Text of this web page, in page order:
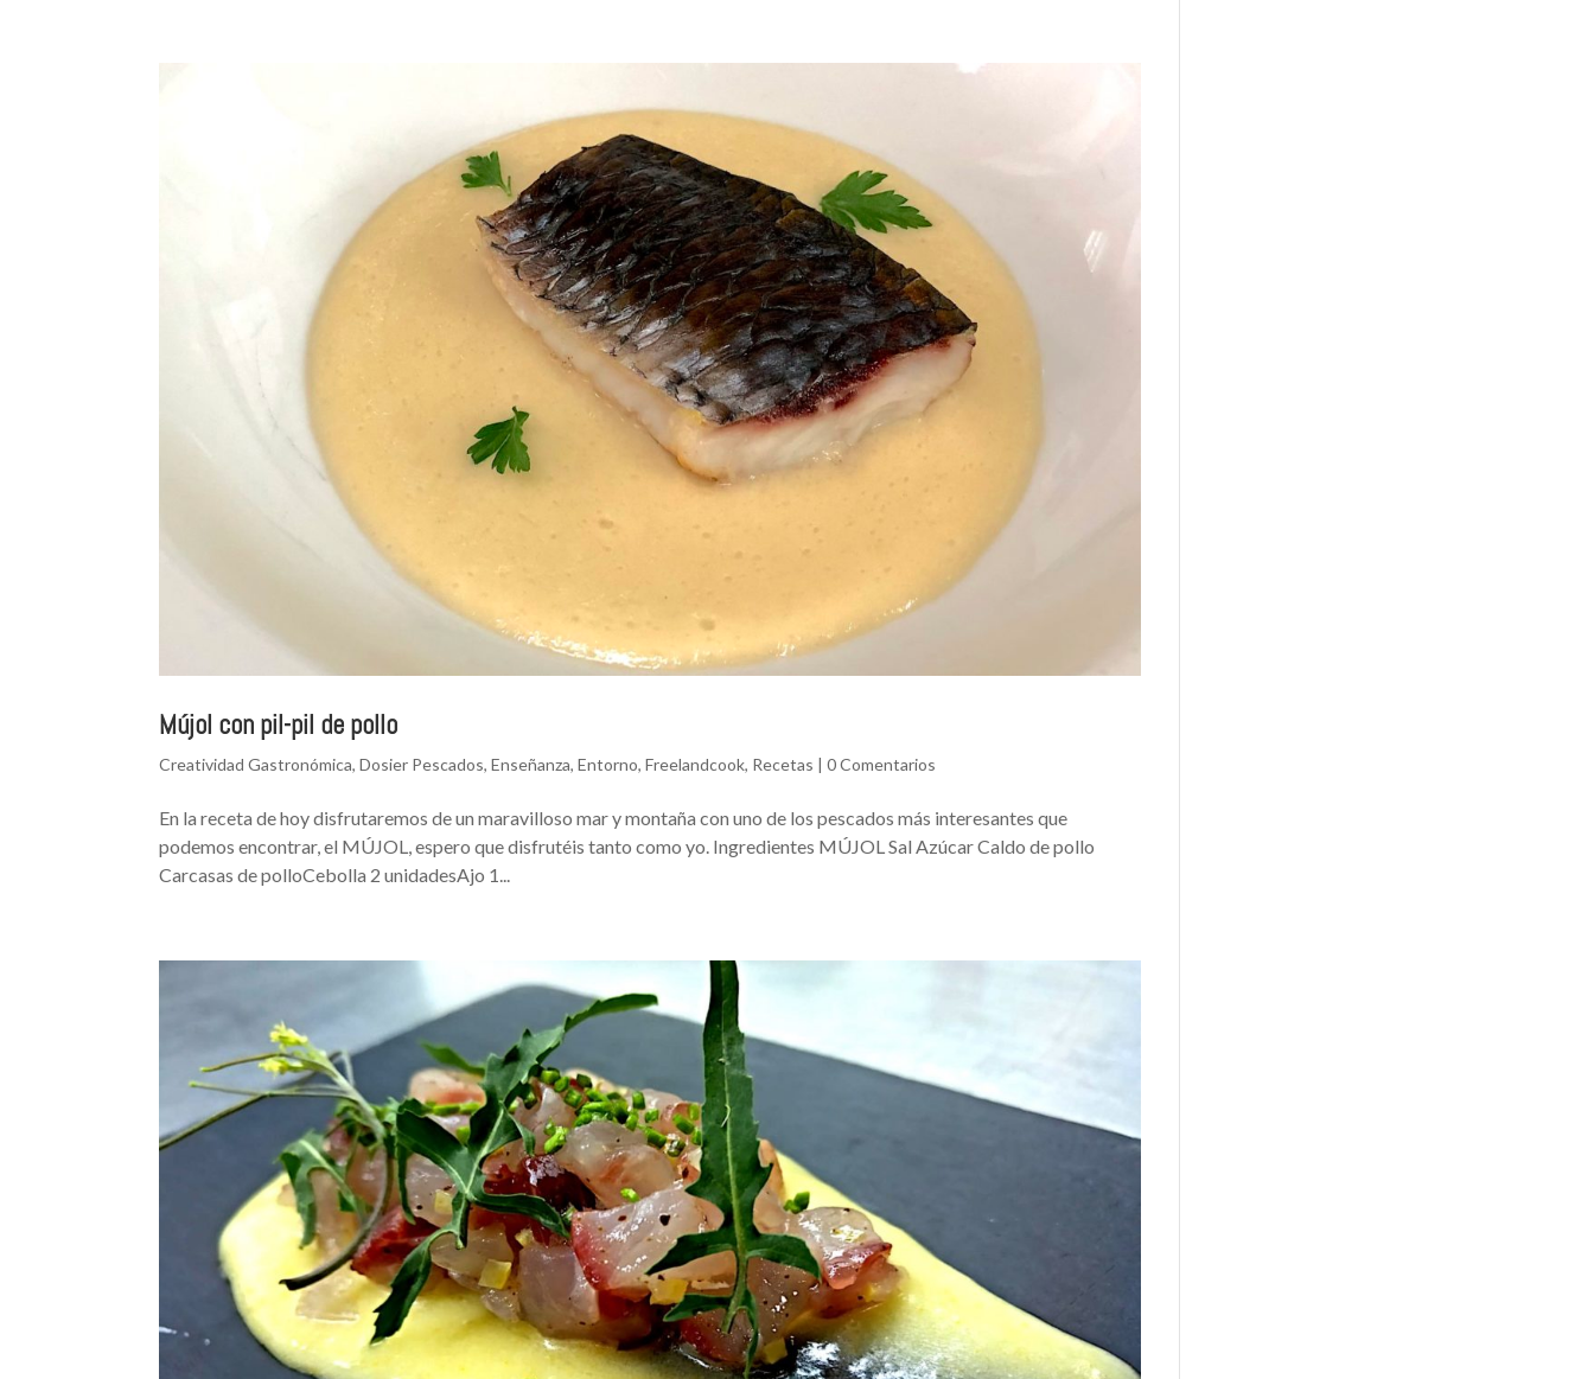
Mújol con pil-pil de pollo
Creatividad Gastronómica,Dosier Pescados,Enseñanza,Entorno,Freelandcook, Recetas |0 Comentarios
En la receta de hoy disfrutaremos de un maravilloso mar y montaña con uno de los pescados más interesantes que
podemos encontrar, el MÚJOL, espero que disfrutéis tanto como yo. Ingredientes MÚJOL Sal Azúcar Caldo de pollo
Carcasas de polloCebolla 2 unidadesAjo 1...